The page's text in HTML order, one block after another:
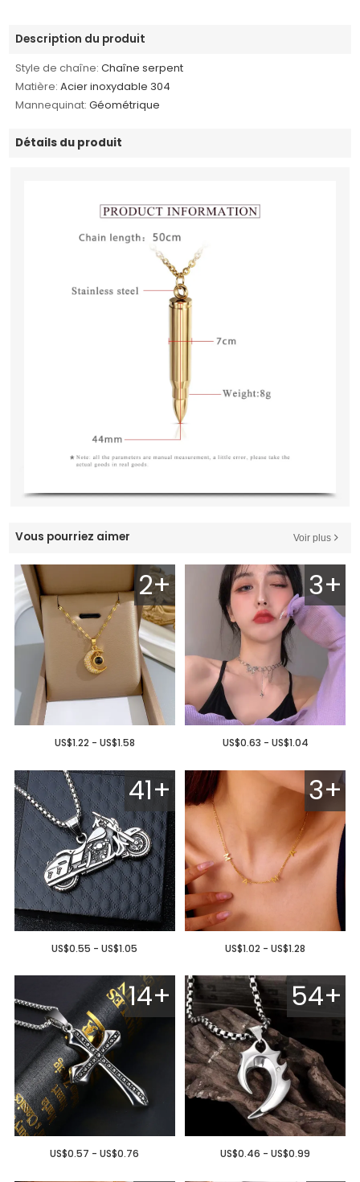
Description du produit
Style de chaîne: Chaîne serpent
Matière: Acier inoxydable 304
Mannequinat: Géométrique
Détails du produit
Vous pourriez aimer Voir plus
2+
US$1.22 - US$1.58
3+
US$0.63 - US$1.04
41+
US$0.55 - US$1.05
3+
US$1.02 - US$1.28
14+
US$0.57 - US$0.76
54+
US$0.46 - US$0.99